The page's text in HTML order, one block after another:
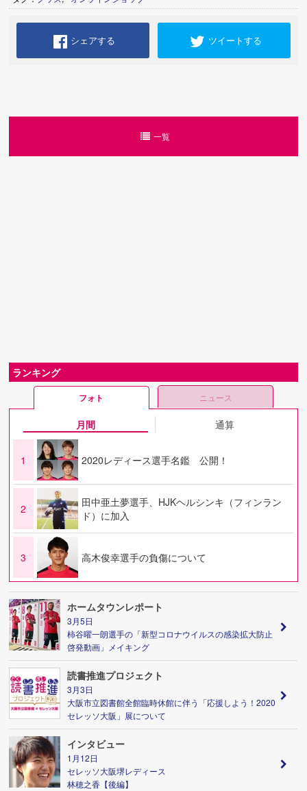
シェアする ツイートする
一覧
ランキング
フォト ニュース
月間 通算
1 2020レディース選手名鑑 公開！
2
田中亜土夢選手、HJKヘルシンキ（フィンラン
ド）に加入
3 高木俊幸選手の負傷について
ホームタウンレポート
3月5日
柿谷曜一朗選手の「新型コロナウイルスの感染拡大防止
啓発動画」メイキング
読書推進プロジェクト
3月3日
大阪市立図書館全館臨時休館に伴う「応援しよう！2020
セレッソ大阪」展について
インタビュー
1月12日
セレッソ大阪堺レディース
林穂之香【後編】